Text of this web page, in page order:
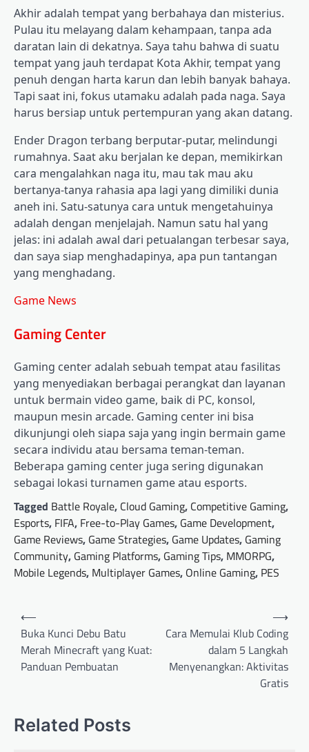
Akhir adalah tempat yang berbahaya dan misterius.
Pulau itu melayang dalam kehampaan, tanpa ada
daratan lain di dekatnya. Saya tahu bahwa di suatu
tempat yang jauh terdapat Kota Akhir, tempat yang
penuh dengan harta karun dan lebih banyak bahaya.
Tapi saat ini, fokus utamaku adalah pada naga. Saya
harus bersiap untuk pertempuran yang akan datang.
Ender Dragon terbang berputar-putar, melindungi
rumahnya. Saat aku berjalan ke depan, memikirkan
cara mengalahkan naga itu, mau tak mau aku
bertanya-tanya rahasia apa lagi yang dimiliki dunia
aneh ini. Satu-satunya cara untuk mengetahuinya
adalah dengan menjelajah. Namun satu hal yang
jelas: ini adalah awal dari petualangan terbesar saya,
dan saya siap menghadapinya, apa pun tantangan
yang menghadang.
Game News
Gaming Center
Gaming center adalah sebuah tempat atau fasilitas
yang menyediakan berbagai perangkat dan layanan
untuk bermain video game, baik di PC, konsol,
maupun mesin arcade. Gaming center ini bisa
dikunjungi oleh siapa saja yang ingin bermain game
secara individu atau bersama teman-teman.
Beberapa gaming center juga sering digunakan
sebagai lokasi turnamen game atau esports.
Tagged Battle Royale, Cloud Gaming, Competitive Gaming,
Esports, FIFA, Free-to-Play Games, Game Development,
Game Reviews, Game Strategies, Game Updates, Gaming
Community, Gaming Platforms, Gaming Tips, MMORPG,
Mobile Legends, Multiplayer Games, Online Gaming, PES
Post
navigation
⟵
Buka Kunci Debu Batu
Merah Minecraft yang Kuat:
Panduan Pembuatan
Cara Memulai Klub Coding
dalam 5 Langkah
Menyenangkan: Aktivitas
Gratis
⟶
Related Posts